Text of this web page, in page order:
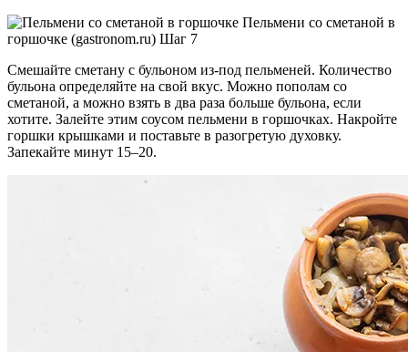
Пельмени со сметаной в
горшочке (gastronom.ru) Шаг 7
Смешайте сметану с бульоном из-под пельменей. Количество
бульона определяйте на свой вкус. Можно пополам со
сметаной, а можно взять в два раза больше бульона, если
хотите. Залейте этим соусом пельмени в горшочках. Накройте
горшки крышками и поставьте в разогретую духовку.
Запекайте минут 15–20.